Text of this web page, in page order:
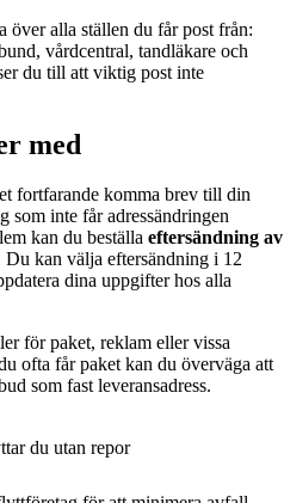
över alla ställen du får post från:
vårdcentral, tandläkare och
du till att viktig post inte
med
fortfarande komma brev till din
som inte får adressändringen
kan du beställa eftersändning av
Du kan välja eftersändning i 12
dina uppgifter hos alla
för paket, reklam eller vissa
ofta får paket kan du överväga att
som fast leveransadress.
du utan repor